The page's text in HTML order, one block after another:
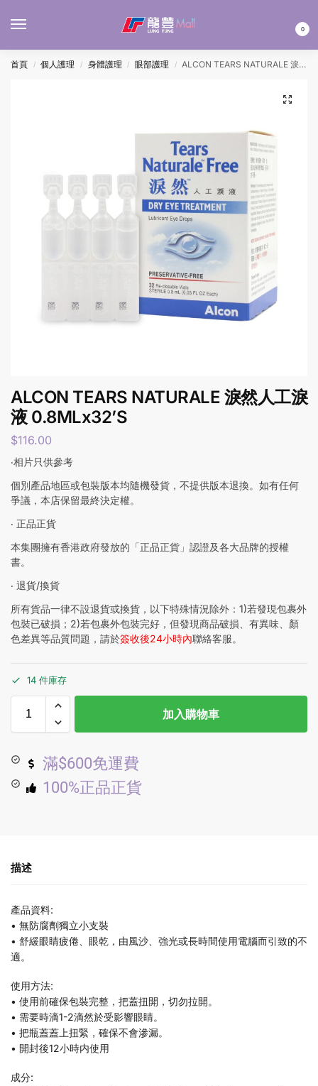
0
首頁 / 個人護理 / 身體護理 / 眼部護理 / ALCON TEARS NATURALE 淚然人工淚液 0.8MLx32’S
ALCON TEARS NATURALE 淚然人工淚
液 0.8MLx32’S
$116.00
‧相片只供參考
個別產品地區或包裝版本均隨機發貨，不提供版本退換。如有任何
爭議，本店保留最終決定權。
‧ 正品正貨
本集團擁有香港政府發放的「正品正貨」認證及各大品牌的授權
書。
‧ 退貨/換貨
所有貨品一律不設退貨或換貨，以下特殊情況除外：1)若發現包裹外
包裝已破損；2)若包裹外包裝完好，但發現商品破損、有異味、顏
色差異等品質問題，請於簽收後24小時內聯絡客服。
14 件庫存
加入購物車
滿$600免運費
100%正品正貨
描述
產品資料:
• 無防腐劑獨立小支裝
• 舒緩眼睛疲倦、眼乾，由風沙、強光或長時間使用電腦而引致的不
適。
使用方法:
• 使用前確保包裝完整，把蓋扭開，切勿拉開。
• 需要時滴1-2滴然於受影響眼睛。
• 把瓶蓋蓋上扭緊，確保不會滲漏。
• 開封後12小時内使用
成分: